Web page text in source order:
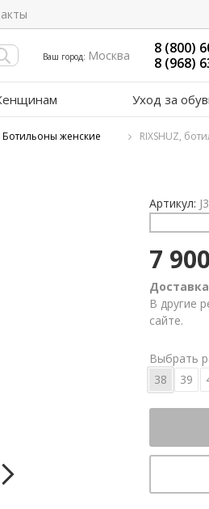
Ваш город: Москва
8 (800)
8 (968)
Уход за
Ботильоны женские RIXSHUZ,
Артикул:
7
В другие
сайте.
Выбрать
38
39